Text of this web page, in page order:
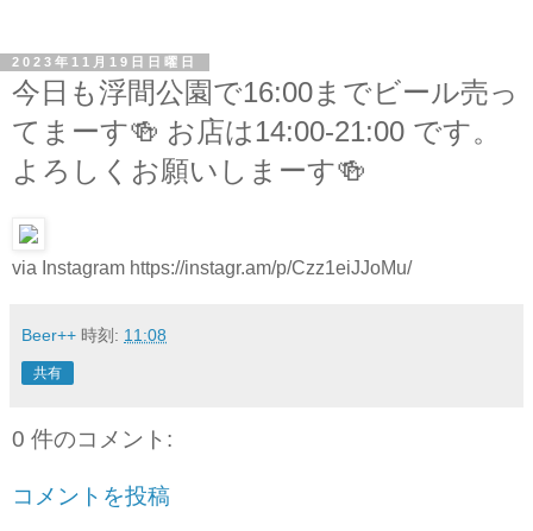
2023年11月19日日曜日
今日も浮間公園で16:00までビール売っ
てまーす🍻 お店は14:00-21:00 です。
よろしくお願いしまーす🍻
via Instagram https://instagr.am/p/Czz1eiJJoMu/
Beer++ 時刻: 11:08
共有
0 件のコメント:
コメントを投稿